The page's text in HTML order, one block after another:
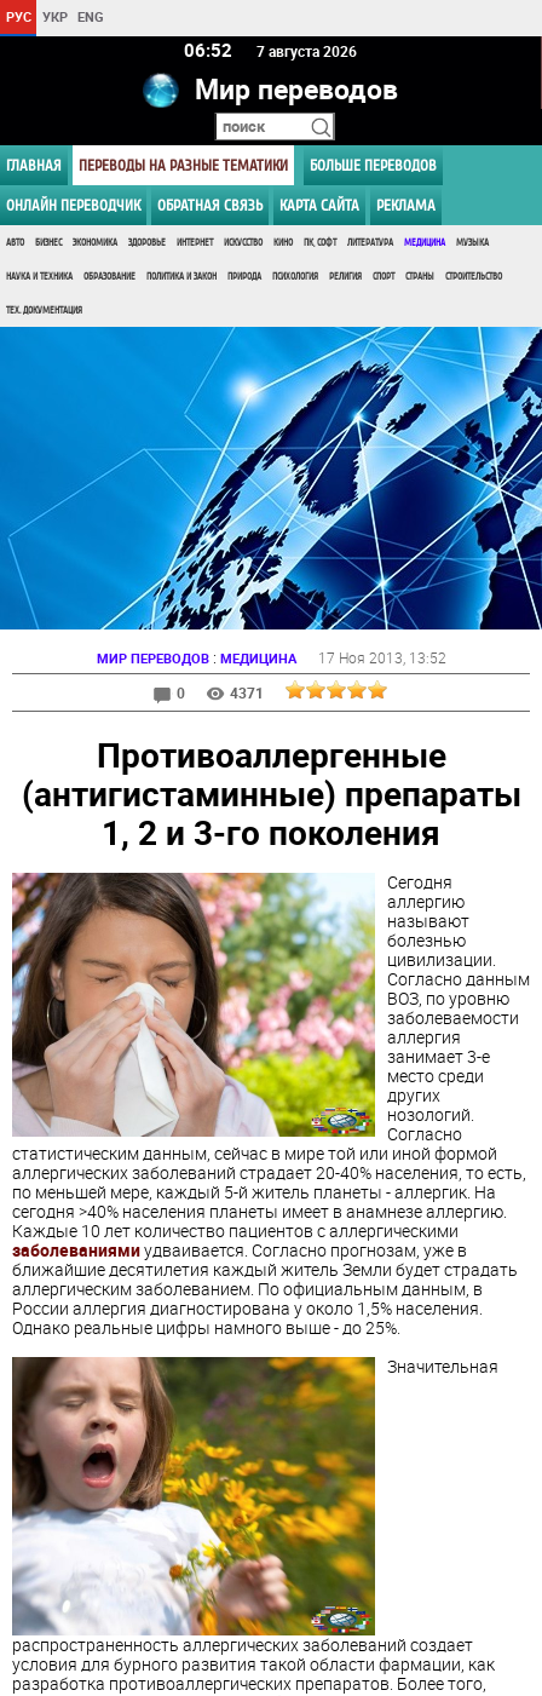
РУС УКР ENG
06 52 7 августа 2026
Мир переводов
ГЛАВНАЯ ПЕРЕВОДЫ НА РАЗНЫЕ ТЕМАТИКИ БОЛЬШЕ ПЕРЕВОДОВ
ОНЛАЙН ПЕРЕВОДЧИК ОБРАТНАЯ СВЯЗЬ КАРТА САЙТА РЕКЛАМА
АВТО БИЗНЕС ЭКОНОМИКА ЗДОРОВЬЕ ИНТЕРНЕТ ИСКУССТВО КИНО ПК, СОФТ ЛИТЕРАТУРА МЕДИЦИНА МУЗЫКА
НАУКА И ТЕХНИКА ОБРАЗОВАНИЕ ПОЛИТИКА И ЗАКОН ПРИРОДА ПСИХОЛОГИЯ РЕЛИГИЯ СПОРТ СТРАНЫ СТРОИТЕЛЬСТВО
ТЕХ. ДОКУМЕНТАЦИЯ
МИР ПЕРЕВОДОВ: МЕДИЦИНА 17 Ноя 2013 , 13:52
0
4371
Противоаллергенные
(антигистаминные) препараты
1, 2 и 3-го поколения
Сегодня
аллергию
называют
болезнью
цивилизации.
Согласно данным
ВОЗ, по уровню
заболеваемости
аллергия
занимает 3-е
место среди
других
нозологий.
Согласно
статистическим данным, сейчас в мире той или иной формой
аллергических заболеваний страдает 20-40% населения, то есть,
по меньшей мере, каждый 5-й житель планеты - аллергик. На
сегодня >40% населения планеты имеет в анамнезе аллергию.
Каждые 10 лет количество пациентов с аллергическими
заболеваниямиудваивается. Согласно прогнозам, уже в
ближайшие десятилетия каждый житель Земли будет страдать
аллергическим заболеванием. По официальным данным, в
России аллергия диагностирована у около 1,5% населения.
Однако реальные цифры намного выше - до 25%.
Значительная
распространенность аллергических заболеваний создает
условия для бурного развития такой области фармации, как
разработка противоаллергических препаратов. Более того,